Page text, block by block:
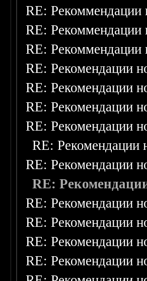
RE: Рекоммендации
RE: Рекоммендации
RE: Рекоммендации
RE: Рекомендации
RE: Рекомендации
RE: Рекомендации
RE: Рекомендации
RE: Рекомендации
RE: Рекомендации
RE:
RE: Рекомендации
RE: Рекомендации
RE: Рекомендации
RE: Рекомендации